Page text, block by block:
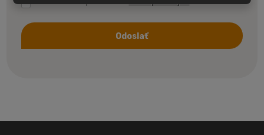
Odoslať